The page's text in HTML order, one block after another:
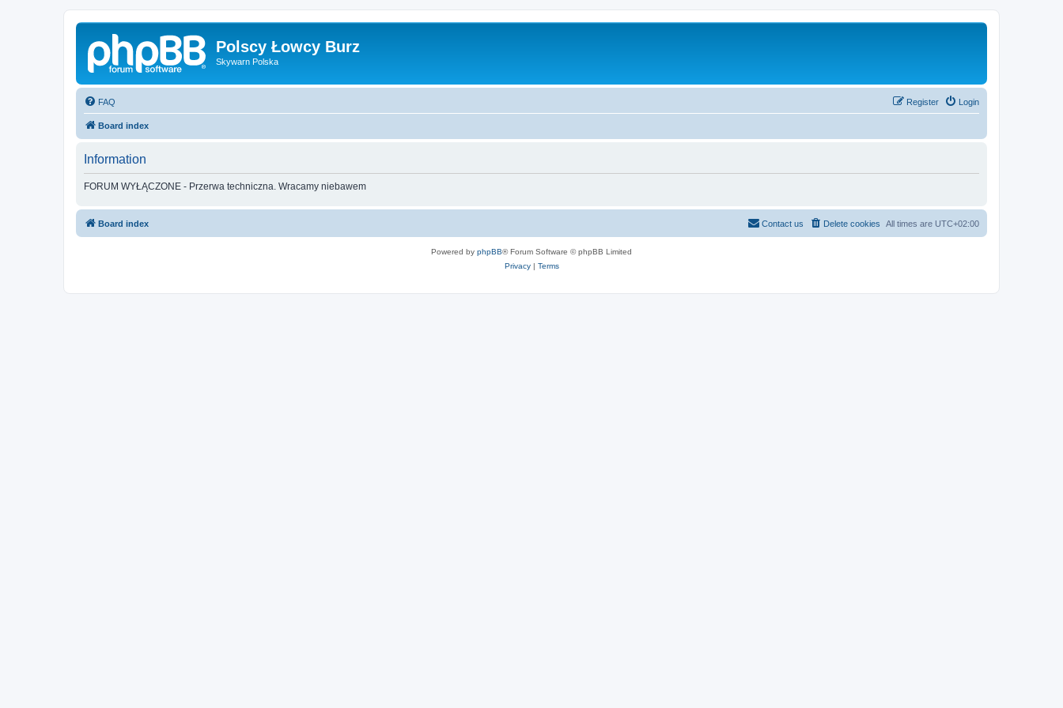
Polscy Łowcy Burz
Skywarn Polska
FAQ Login
Register
Board index
Information
FORUM WYŁĄCZONE - Przerwa techniczna. Wracamy niebawem
Board index All times are UTC+02:00
Delete cookies
Contact us
Powered by phpBB® Forum Software © phpBB Limited
Privacy| Terms